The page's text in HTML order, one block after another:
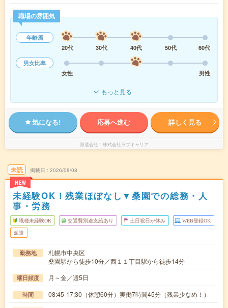
職場の雰囲気
年齢層
20代
30代 40代 50代
60代
男女比率
女性
男性
もっと見る
気になる! 応募へ進む 詳しく見る
派遣会社 株式会社ラブキャリア
未読
NEW
掲載日 2026/08/08
未経験OK！残業ほぼなし▼桑園での総務・人
事・労務
職種未経験OK 交通費別途支給あり 土日祝日が休み WEB登録OK
派遣
勤務地
札幌市中央区
桑園駅から徒歩10分／西１１丁目駅から徒歩14分
曜日頻度 月～金／週5日
時間 08:45-17:30（休憩60分）実働7時間45分（残業少なめ！）